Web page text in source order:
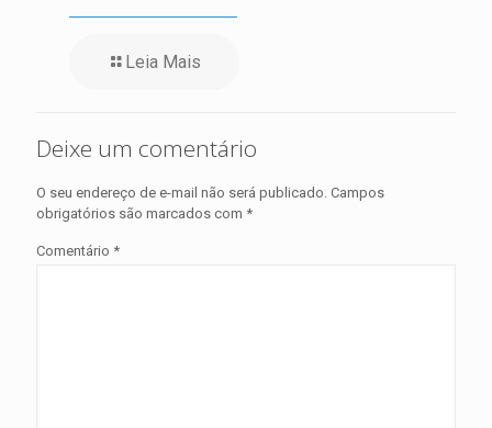
Leia Mais
Deixe um comentário
O seu endereço de e-mail não será publicado. Campos
obrigatórios são marcados com *
Comentário *